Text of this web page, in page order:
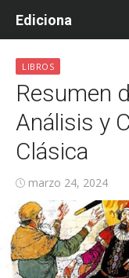
Ediciona
LIBROS
Resumen
Análisis y
Clásica
Posted
on
marzo 24, 2024